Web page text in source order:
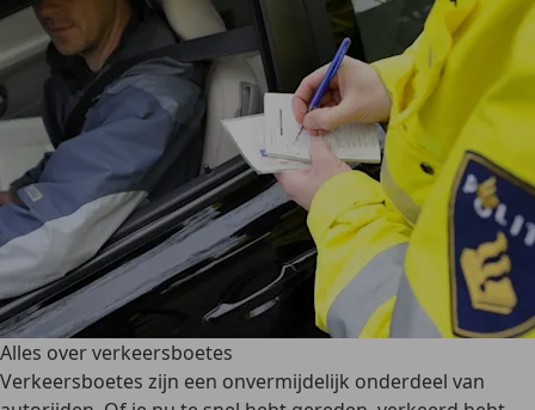
Alles over verkeersboetes
Verkeersboetes zijn een onvermijdelijk onderdeel van